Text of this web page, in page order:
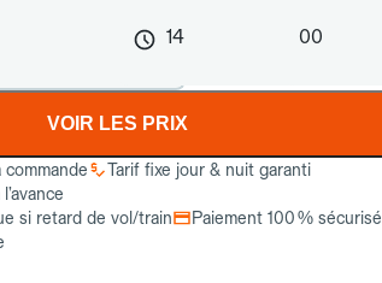
14 00
VOIR LES PRIX
Tarif fixe jour & nuit garanti
si retard de vol/train
Paiement 100 % sécurisé